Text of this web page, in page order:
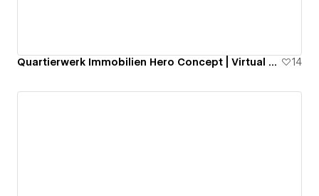
Quartierwerk Immobilien Hero Concept | Virtual Entity 14